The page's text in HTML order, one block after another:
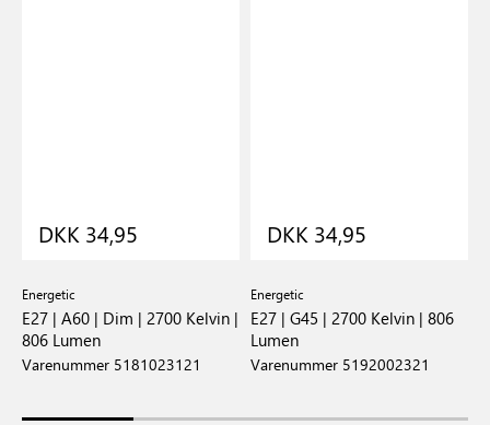
DKK 34,95
Energetic
E27 | A60 | Dim | 2700 Kelvin |
806 Lumen
Varenummer 5181023121
DKK 34,95
Energetic
E27 | G45 | 2700 Kelvin | 806
Lumen
Varenummer 5192002321